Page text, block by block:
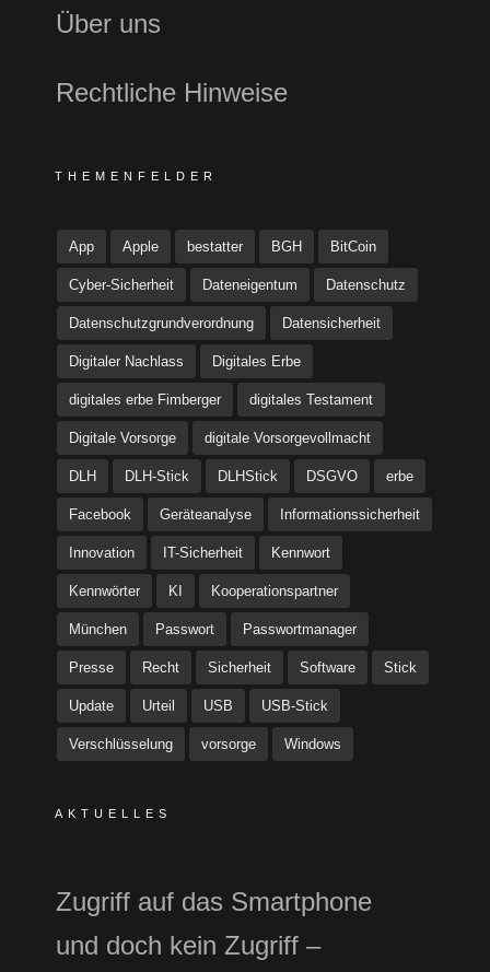
Über uns
Rechtliche Hinweise
THEMENFELDER
App Apple bestatter BGH BitCoin
Cyber-Sicherheit Dateneigentum Datenschutz
Datenschutzgrundverordnung Datensicherheit
Digitaler Nachlass Digitales Erbe
digitales erbe Fimberger digitales Testament
Digitale Vorsorge digitale Vorsorgevollmacht
DLH DLH-Stick DLHStick DSGVO erbe
Facebook Geräteanalyse Informationssicherheit
Innovation IT-Sicherheit Kennwort
Kennwörter KI Kooperationspartner
München Passwort Passwortmanager
Presse Recht Sicherheit Software Stick
Update Urteil USB USB-Stick
Verschlüsselung vorsorge Windows
AKTUELLES
Zugriff auf das Smartphone
und doch kein Zugriff –